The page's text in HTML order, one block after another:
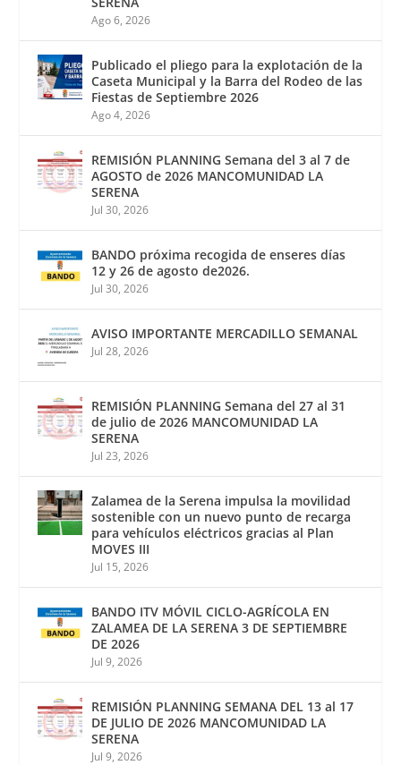
Ago 6, 2026
Publicado el pliego para la explotación de la
Caseta Municipal y la Barra del Rodeo de las
Fiestas de Septiembre 2026
Ago 4, 2026
REMISIÓN PLANNING Semana del 3 al 7 de
AGOSTO de 2026 MANCOMUNIDAD LA
SERENA
Jul 30, 2026
BANDO próxima recogida de enseres días
12 y 26 de agosto de2026.
Jul 30, 2026
AVISO IMPORTANTE MERCADILLO SEMANAL
Jul 28, 2026
REMISIÓN PLANNING Semana del 27 al 31
de julio de 2026 MANCOMUNIDAD LA
SERENA
Jul 23, 2026
Zalamea de la Serena impulsa la movilidad
sostenible con un nuevo punto de recarga
para vehículos eléctricos gracias al Plan
MOVES III
Jul 15, 2026
BANDO ITV MÓVIL CICLO-AGRÍCOLA EN
ZALAMEA DE LA SERENA 3 DE SEPTIEMBRE
DE 2026
Jul 9, 2026
REMISIÓN PLANNING SEMANA DEL 13 al 17
DE JULIO DE 2026 MANCOMUNIDAD LA
SERENA
Jul 9, 2026